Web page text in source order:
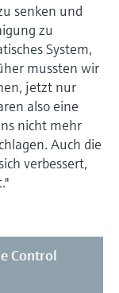
senken und
zu
System,
mussten wir
jetzt nur
also eine
nicht mehr
Auch die
verbessert,
Control